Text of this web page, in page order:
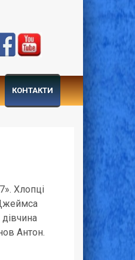
КОНТАКТИ
Хлопці
Антон.